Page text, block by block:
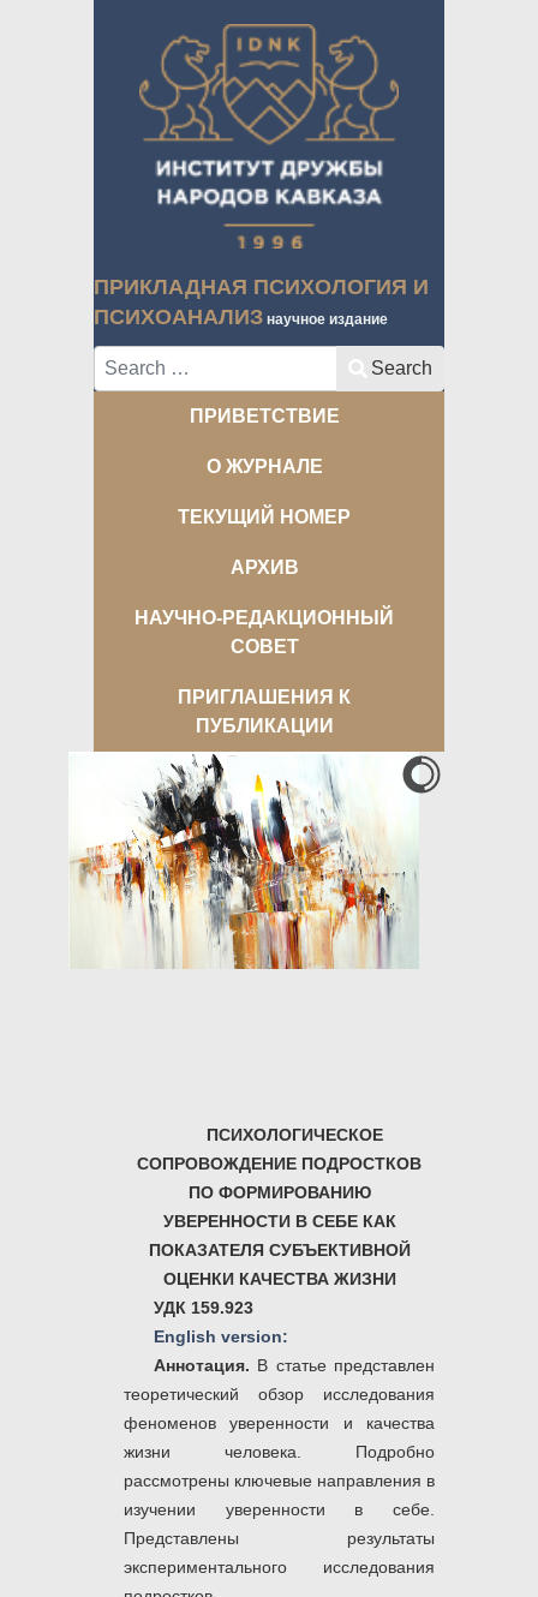
ПРИКЛАДНАЯ ПСИХОЛОГИЯ И
ПСИХОАНАЛИЗ научное издание
Search Search
ПРИВЕТСТВИЕ
О ЖУРНАЛЕ
ТЕКУЩИЙ НОМЕР
АРХИВ
НАУЧНО-РЕДАКЦИОННЫЙ
СОВЕТ
ПРИГЛАШЕНИЯ К
ПУБЛИКАЦИИ
ПСИХОЛОГИЧЕСКОЕ
СОПРОВОЖДЕНИЕ ПОДРОСТКОВ
ПО ФОРМИРОВАНИЮ
УВЕРЕННОСТИ В СЕБЕ КАК
ПОКАЗАТЕЛЯ СУБЪЕКТИВНОЙ
ОЦЕНКИ КАЧЕСТВА ЖИЗНИ
УДК 159.923
English version:
Аннотация. В статье представлен
теоретический обзор исследования
феноменов уверенности и качества
жизни человека. Подробно
рассмотрены ключевые направления в
изучении уверенности в себе.
Представлены результаты
экспериментального исследования